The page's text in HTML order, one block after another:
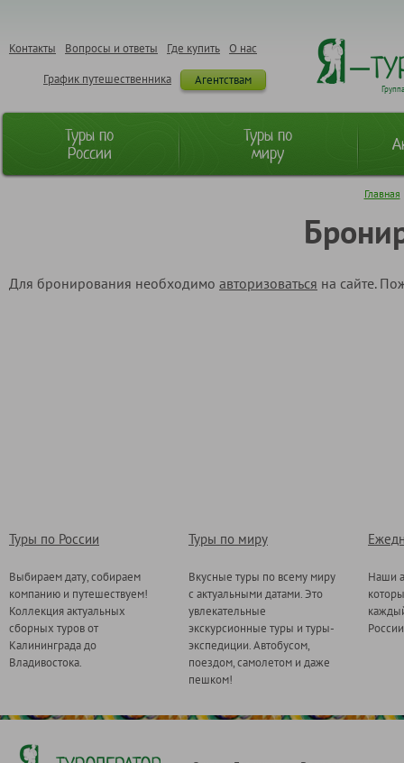
О нас
Где купить
Вопросы и ответы
Контакты
Агентствам
График путешественника
Туры по
России
Туры по
миру
Главная
Для бронирования необходимо авторизоваться на сайте.
Туры по России
Выбираем дату, собираем
компанию и путешествуем!
Коллекция актуальных
сборных туров от
Калининграда до
Владивостока.
Туры по миру
Вкусные туры по всему миру
с актуальными датами. Это
увлекательные
экскурсионные туры и туры-
экспедиции. Автобусом,
поездом, самолетом и даже
пешком!
Наши